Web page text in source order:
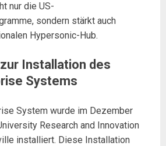
nur die US-
sondern stärkt auch
Hypersonic-Hub.
Installation des
Systems
System wurde im Dezember
Research and Innovation
installiert. Diese Installation